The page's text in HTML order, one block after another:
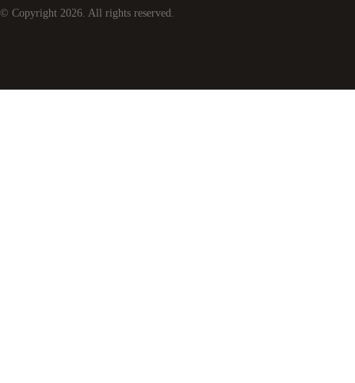
© Copyright 2026 . All rights reserved.